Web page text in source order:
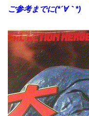
ご参考までに(*´∀｀*)